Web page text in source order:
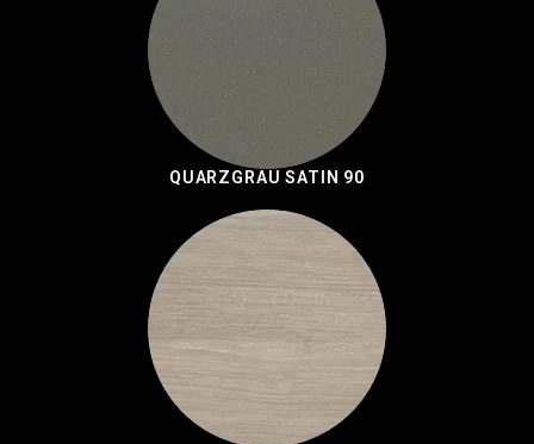
QUARZGRAU SATIN 90